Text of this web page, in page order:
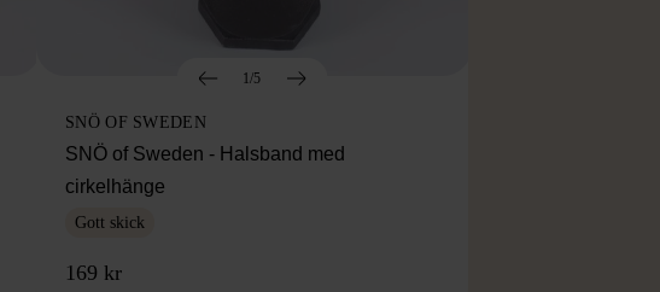
1/5
SNÖ OF SWEDEN
SNÖ of Sweden - Halsband med
cirkelhänge
Gott skick
169 kr